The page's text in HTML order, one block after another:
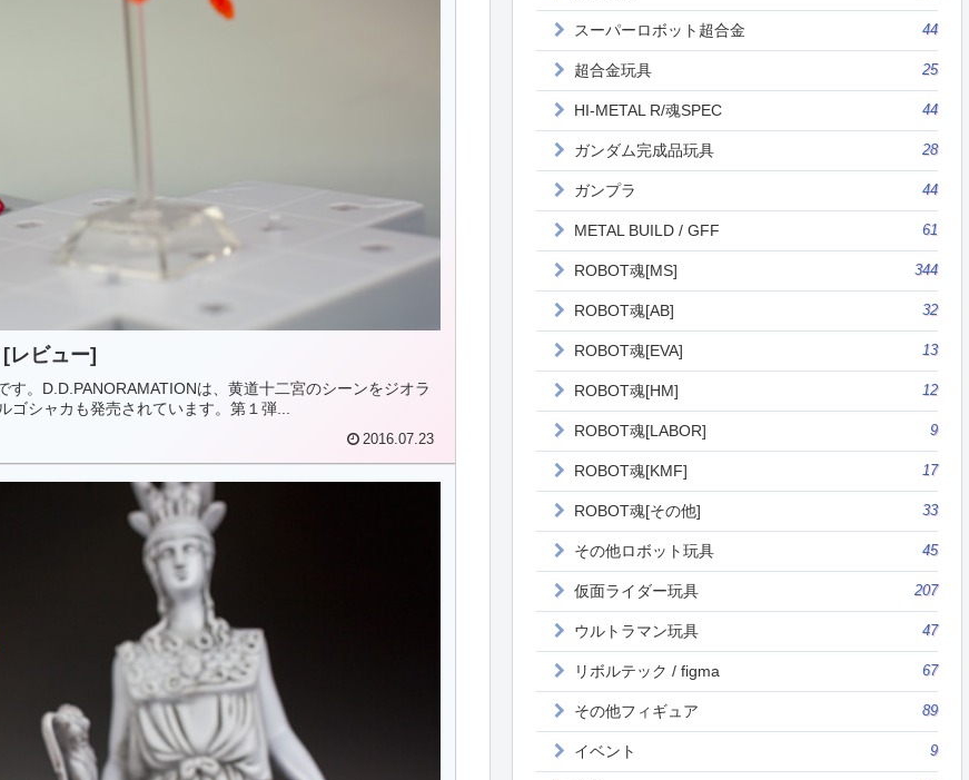
レビュー]
。D.D.PANORAMATIONは、黄道十二宮のシーンをジオラ
シャカも発売されています。第１弾...
2016.07.23
スーパーロボット超合金 44
超合金玩具 25
HI-METAL R/魂SPEC 44
ガンダム完成品玩具 28
ガンプラ 44
METAL BUILD / GFF 61
ROBOT魂[MS] 344
ROBOT魂[AB] 32
ROBOT魂[EVA] 13
ROBOT魂[HM] 12
ROBOT魂[LABOR] 9
ROBOT魂[KMF] 17
ROBOT魂[その他] 33
その他ロボット玩具 45
仮面ライダー玩具 207
ウルトラマン玩具 47
リボルテック / figma 67
その他フィギュア 89
イベント 9